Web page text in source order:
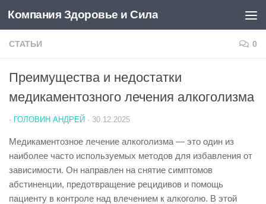
Перейти к содержимому
Компания Здоровье и Сила
СТАТЬИ 0
Преимущества и недостатки
медикаментозного лечения алкоголизма
- ГОЛОВИН АНДРЕЙ · 30.12.2025
Медикаментозное лечение алкоголизма — это один из
наиболее часто используемых методов для избавления от
зависимости. Он направлен на снятие симптомов
абстиненции, предотвращение рецидивов и помощь
пациенту в контроле над влечением к алкоголю. В этой